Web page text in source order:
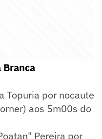
Branca
Topuria por nocaute
aos 5m00s do
Pereira por